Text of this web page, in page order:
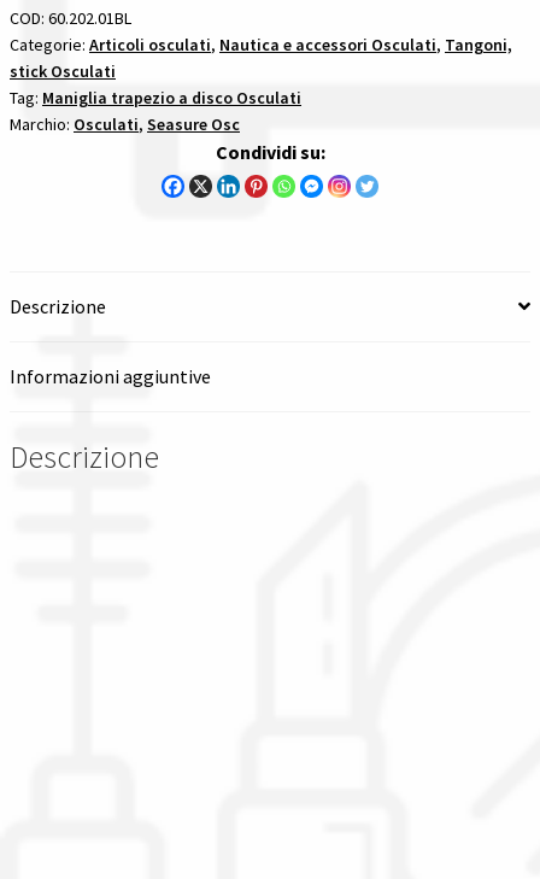
Spedizioni in europa
Spedizioni in italia
Tutte le categorie dei prodotti
Checkout
Il mio account
52
Mm
Blu
stick
e
COD: 60.202.01BL
Categorie: Articoli osculati, Nautica e accessori Osculati, Tangoni,
stick Osculati
Tag: Maniglia trapezio a disco Osculati
Marchio: Osculati, Seasure Osc
Condividi su:
Descrizione
Informazioni aggiuntive
Descrizione